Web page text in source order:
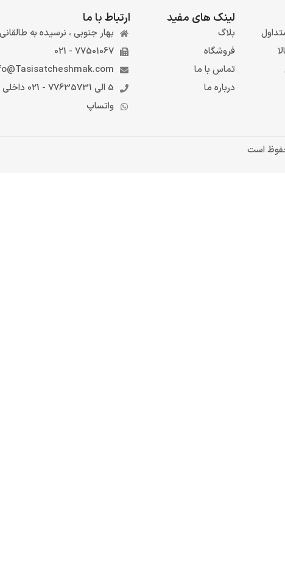
لینک های مفید
بلاگ
فروشگاه
تماس با ما
درباره ما
ارتباط با ما
بهار جنوبی ، نرسیده به طالقانی
77501067 - 021
5 الی 77635731 - 021 داخلی 6
واتساپ
است